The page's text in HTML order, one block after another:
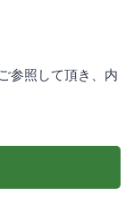
参照して頂き、内